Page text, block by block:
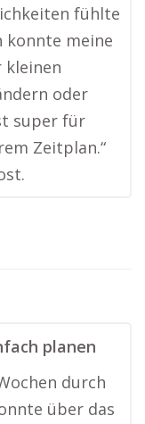
fühlte
konnte meine
kleinen
oder
super für
Zeitplan.“
planen
durch
über das